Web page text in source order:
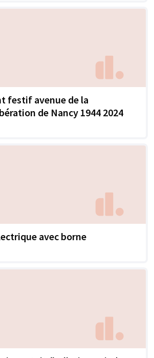
festif avenue de la
de Nancy 1944 2024
avec borne